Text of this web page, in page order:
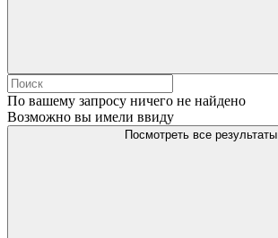
По вашему запросу ничего не найдено
Возможно вы имели ввиду
Посмотреть все результаты